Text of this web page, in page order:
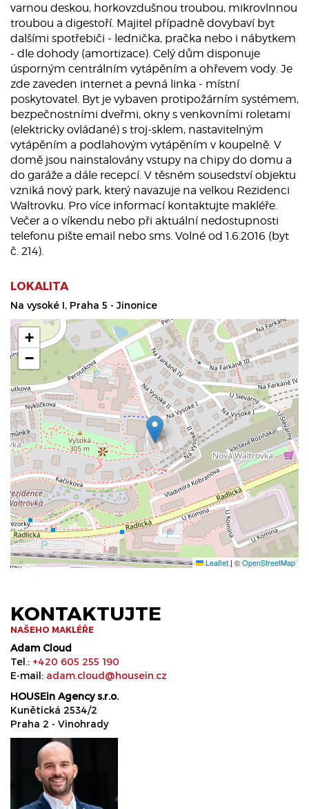
varnou deskou, horkovzdušnou troubou, mikrovlnnou
troubou a digestoří. Majitel případně dovybaví byt
dalšími spotřebiči - lednička, pračka nebo i nábytkem
- dle dohody (amortizace). Celý dům disponuje
úsporným centrálním vytápěním a ohřevem vody. Je
zde zaveden internet a pevná linka - místní
poskytovatel. Byt je vybaven protipožárním systémem,
bezpečnostními dveřmi, okny s venkovními roletami
(elektricky ovládané) s troj-sklem, nastavitelným
vytápěním a podlahovým vytápěním v koupelně. V
domě jsou nainstalovány vstupy na chipy do domu a
do garáže a dále recepcí. V těsném sousedství objektu
vzniká nový park, který navazuje na velkou Rezidenci
Waltrovku. Pro více informací kontaktujte makléře.
Večer a o víkendu nebo při aktuální nedostupnosti
telefonu pište email nebo sms. Volné od 1.6.2016 (byt
č. 214).
LOKALITA
Na vysoké I, Praha 5 - Jinonice
+
−
Leaflet | ©OpenStreetMap
KONTAKTUJTE
NAŠEHO MAKLÉŘE
Adam Cloud
Tel.: +420 605 255 190
E-mail: adam.cloud@housein.cz
HOUSEin Agency s.r.o.
Kunětická 2534/2
Praha 2 - Vinohrady